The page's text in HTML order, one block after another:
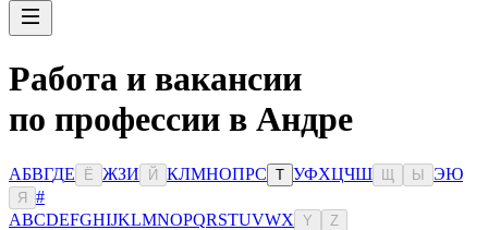
Работа и вакансии
по профессии в Андре
АБВГДЕ Ё ЖЗИ Й КЛМНОПРС Т УФХЦЧШ Ы ЭЮ
Я
#
ABCDEFGHIJKLMNOPQRSTUVWX Y Z